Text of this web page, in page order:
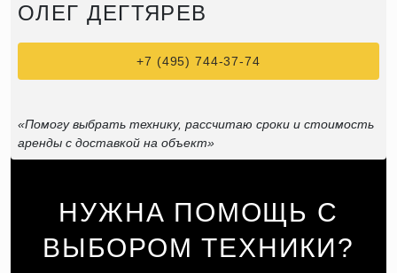
НУЖНА ПОМОЩЬ С
ВЫБОРОМ ТЕХНИКИ?
ОЛЕГ ДЕГТЯРЕВ
+7 (495) 744-37-74
«Помогу выбрать технику, рассчитаю сроки и стоимость
аренды с доставкой на объект»